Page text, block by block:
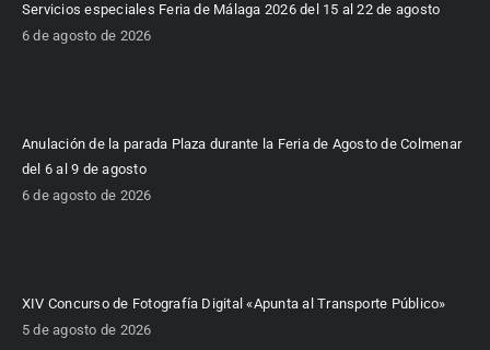
Servicios especiales Feria de Málaga 2026 del 15 al 22 de agosto
6 de agosto de 2026
Anulación de la parada Plaza durante la Feria de Agosto de Colmenar
del 6 al 9 de agosto
6 de agosto de 2026
XIV Concurso de Fotografía Digital «Apunta al Transporte Público»
5 de agosto de 2026